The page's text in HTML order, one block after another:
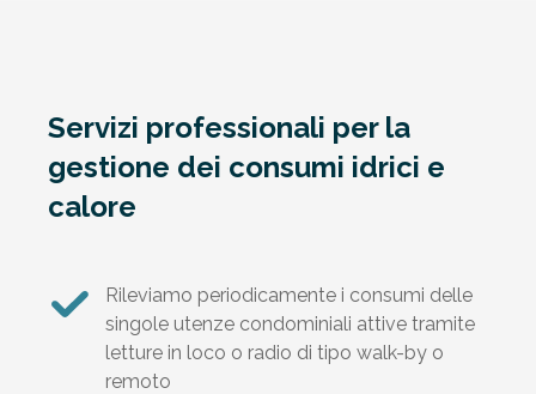
Servizi professionali per la
gestione dei consumi idrici e
calore
Rileviamo periodicamente i consumi delle
singole utenze condominiali attive tramite
letture in loco o radio di tipo walk-by o
remoto